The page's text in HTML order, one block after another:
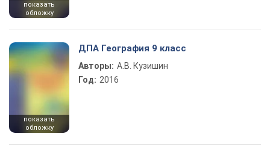
показать
обложку
показать
обложку
ДПА География 9 класс
Авторы: А.В. Кузишин
Год: 2016